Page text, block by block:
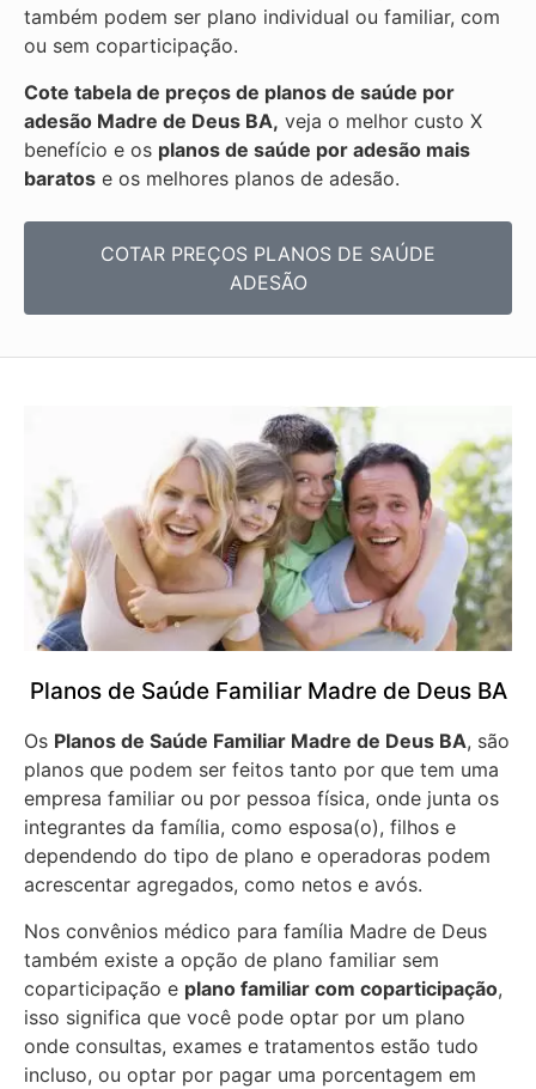
também podem ser plano individual ou familiar, com
ou sem coparticipação.
Cote tabela de preços de planos de saúde por
adesão Madre de Deus BA, veja o melhor custo X
benefício e os planos de saúde por adesão mais
baratos e os melhores planos de adesão.
COTAR PREÇOS PLANOS DE SAÚDE
ADESÃO
Planos de Saúde Familiar Madre de Deus BA
Os Planos de Saúde Familiar Madre de Deus BA, são
planos que podem ser feitos tanto por que tem uma
empresa familiar ou por pessoa física, onde junta os
integrantes da família, como esposa(o), filhos e
dependendo do tipo de plano e operadoras podem
acrescentar agregados, como netos e avós.
Nos convênios médico para família Madre de Deus
também existe a opção de plano familiar sem
coparticipação e plano familiar com coparticipação,
isso significa que você pode optar por um plano
onde consultas, exames e tratamentos estão tudo
incluso, ou optar por pagar uma porcentagem em